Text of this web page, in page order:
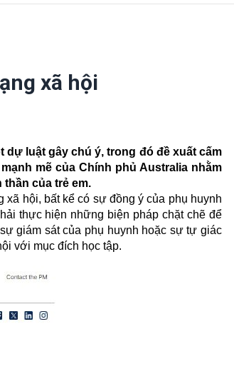
xã hội
dự luật gây chú ý, trong đó đề xuất cấm
mẽ của Chính phủ Australia nhằm
của trẻ em.
hội, bất kể có sự đồng ý của phụ huynh
thực hiện những biện pháp chặt chẽ để
giám sát của phụ huynh hoặc sự tự giác
với mục đích học tập.